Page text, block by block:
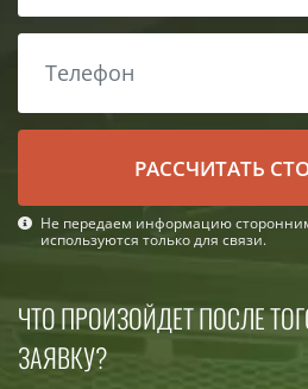
РАСCЧИТАТЬ
Не передаем информацию
используются только для связи.
ЧТО ПРОИЗОЙДЕТ ПОСЛЕ
ЗАЯВКУ?